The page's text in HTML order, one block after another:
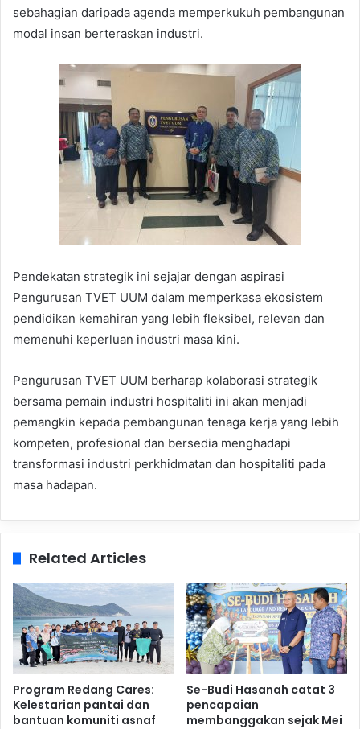
sebahagian daripada agenda memperkukuh pembangunan
modal insan berteraskan industri.
Pendekatan strategik ini sejajar dengan aspirasi
Pengurusan TVET UUM dalam memperkasa ekosistem
pendidikan kemahiran yang lebih fleksibel, relevan dan
memenuhi keperluan industri masa kini.
Pengurusan TVET UUM berharap kolaborasi strategik
bersama pemain industri hospitaliti ini akan menjadi
pemangkin kepada pembangunan tenaga kerja yang lebih
kompeten, profesional dan bersedia menghadapi
transformasi industri perkhidmatan dan hospitaliti pada
masa hadapan.
Related Articles
Program Redang Cares:
Kelestarian pantai dan
bantuan komuniti asnaf
Se-Budi Hasanah catat 3
pencapaian
membanggakan sejak Mei